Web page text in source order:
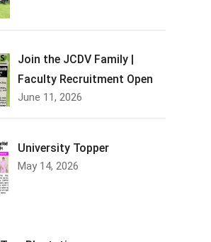
Join the JCDV Family |
Faculty Recruitment Open
June 11, 2026
University Topper
May 14, 2026